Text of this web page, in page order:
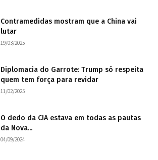
Contramedidas mostram que a China vai
lutar
19/03/2025
Diplomacia do Garrote: Trump só respeita
quem tem força para revidar
11/02/2025
O dedo da CIA estava em todas as pautas
da Nova...
04/09/2024